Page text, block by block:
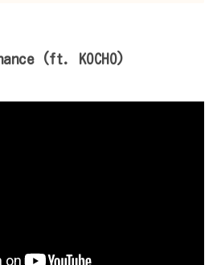
(ft. KOCHO)